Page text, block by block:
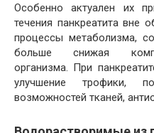
Особенно актуален их
течения панкреатита вне
процессы метаболизма,
больше снижая
организма. При
улучшение трофики,
возможностей тканей,